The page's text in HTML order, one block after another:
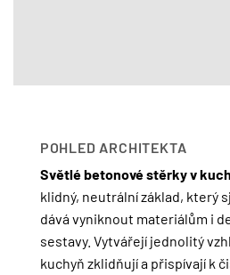
POHLED ARCHITEKTA
Světlé betonové stěrky v
klidný, neutrální základ, který
dává vyniknout materiálům i
sestavy. Vytvářejí jednolitý
kuchyň zklidňují a přispívají k